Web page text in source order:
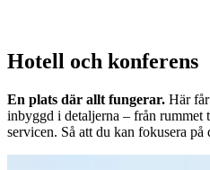
Hotell och konferens
En plats där allt fungerar. Här
inbyggd i detaljerna – från
servicen. Så att du kan fokusera på